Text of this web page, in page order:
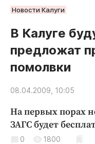
РУБРИКИ
Новости
Статьи
Народные
Авто и
Криминал
Культура
Новости Калуги
В Калуге
предложат
помолвки
08.04.2009, 10:05
На первых порах
ЗАГС будет
0 1800